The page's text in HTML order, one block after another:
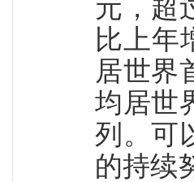
元，超
比上年
居世界
均居世
列。可
的持续